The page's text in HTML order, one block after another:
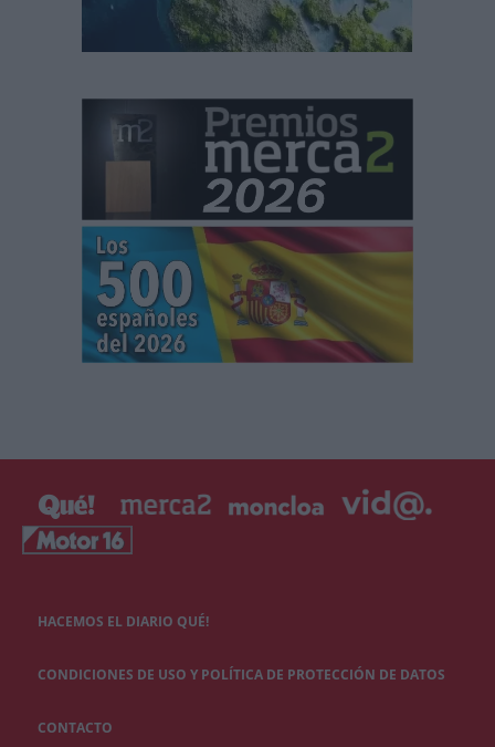
HACEMOS EL DIARIO QUÉ!
CONDICIONES DE USO Y POLÍTICA DE PROTECCIÓN DE DATOS
CONTACTO